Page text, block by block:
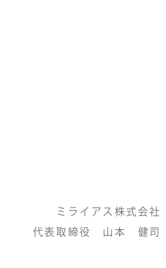
ミライアス株式会社
代表取締役 山本 健司